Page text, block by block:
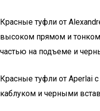
Красные туфли от
высоком прямом и
частью на подъеме и
Красные туфли от Aperlai
каблуком и черными